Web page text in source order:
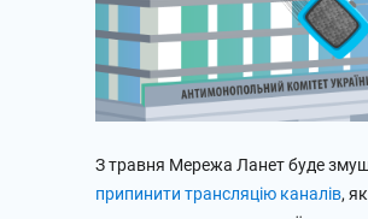
З травня Мережа Ланет буде
припинити трансляцію каналів,